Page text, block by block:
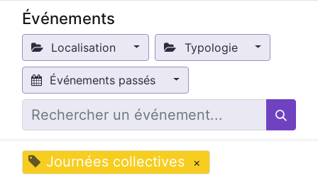
Événements
Localisation Typologie
Événements passés
Journées collectives ×